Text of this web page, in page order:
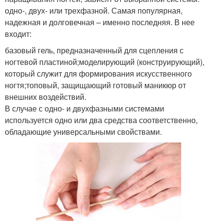
одно-, двух- или трехфазной. Самая популярная,
надежная и долговечная – именно последняя. В нее
входит:
базовый гель, предназначенный для сцепления с
ногтевой пластиной;моделирующий (конструирующий),
который служит для формирования искусственного
ногтя;топовый, защищающий готовый маникюр от
внешних воздействий.
В случае с одно- и двухфазными системами
используется одно или два средства соответственно,
обладающие универсальными свойствами.